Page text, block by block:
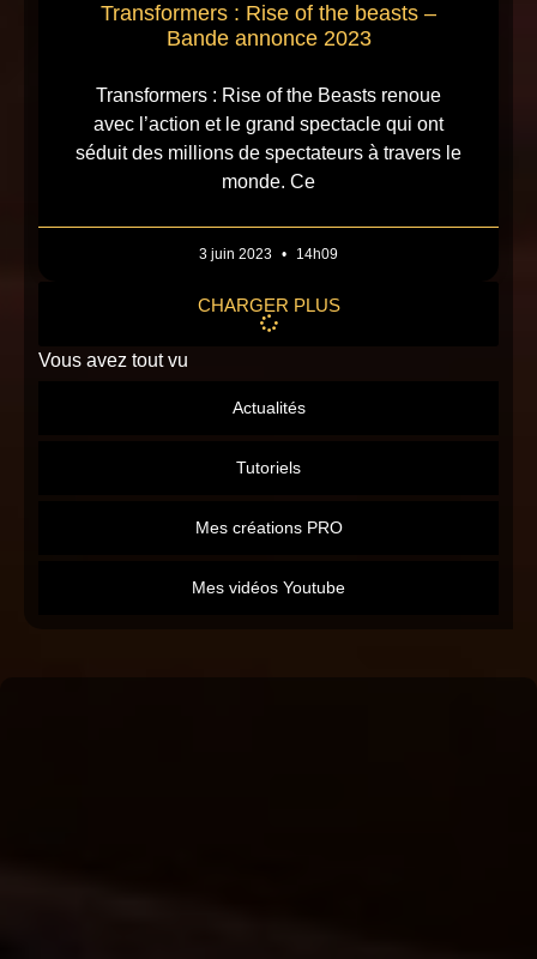
Actualités
Tutoriels
Mes créations PRO
Mes vidéos Youtube
Transformers : Rise of the beasts –
Bande annonce 2023
Transformers : Rise of the Beasts renoue
avec l’action et le grand spectacle qui ont
séduit des millions de spectateurs à travers le
monde. Ce
3 juin 2023 14h09
CHARGER PLUS
Vous avez tout vu